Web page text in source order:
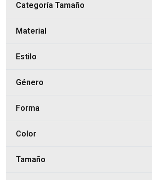
Categoría Tamaño
Material
Estilo
Género
Forma
Color
Tamaño